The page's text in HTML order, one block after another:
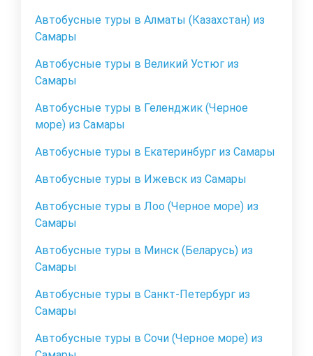
Автобусные туры в Алматы (Казахстан) из
Самары
Автобусные туры в Великий Устюг из
Самары
Автобусные туры в Геленджик (Черное
море) из Самары
Автобусные туры в Екатеринбург из Самары
Автобусные туры в Ижевск из Самары
Автобусные туры в Лоо (Черное море) из
Самары
Автобусные туры в Минск (Беларусь) из
Самары
Автобусные туры в Санкт-Петербург из
Самары
Автобусные туры в Сочи (Черное море) из